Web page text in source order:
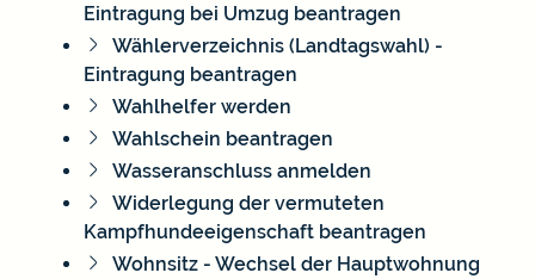
Eintragung bei Umzug beantragen
Wählerverzeichnis (Landtagswahl) -
Eintragung beantragen
Wahlhelfer werden
Wahlschein beantragen
Wasseranschluss anmelden
Widerlegung der vermuteten
Kampfhundeeigenschaft beantragen
Wohnsitz - Wechsel der Hauptwohnung